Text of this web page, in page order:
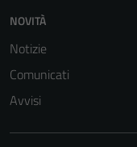
NOVITÀ
Notizie
Comunicati
Avvisi